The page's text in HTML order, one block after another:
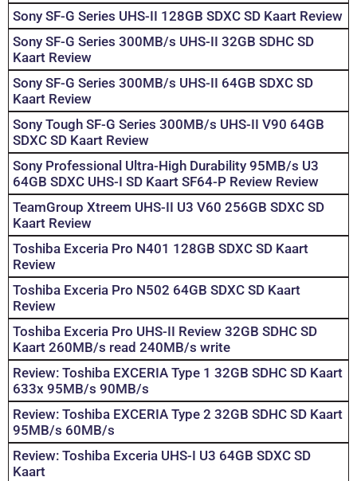
Sony SF-G Series UHS-II 128GB SDXC SD Kaart Review
Sony SF-G Series 300MB/s UHS-II 32GB SDHC SD
Kaart Review
Sony SF-G Series 300MB/s UHS-II 64GB SDXC SD
Kaart Review
Sony Tough SF-G Series 300MB/s UHS-II V90 64GB
SDXC SD Kaart Review
Sony Professional Ultra-High Durability 95MB/s U3
64GB SDXC UHS-I SD Kaart SF64-P Review Review
TeamGroup Xtreem UHS-II U3 V60 256GB SDXC SD
Kaart Review
Toshiba Exceria Pro N401 128GB SDXC SD Kaart
Review
Toshiba Exceria Pro N502 64GB SDXC SD Kaart
Review
Toshiba Exceria Pro UHS-II Review 32GB SDHC SD
Kaart 260MB/s read 240MB/s write
Review: Toshiba EXCERIA Type 1 32GB SDHC SD Kaart
633x 95MB/s 90MB/s
Review: Toshiba EXCERIA Type 2 32GB SDHC SD Kaart
95MB/s 60MB/s
Review: Toshiba Exceria UHS-I U3 64GB SDXC SD
Kaart